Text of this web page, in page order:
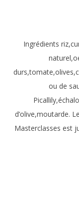
Ingrédients
ou de
d’olive,moutarde.
Masterclasses est